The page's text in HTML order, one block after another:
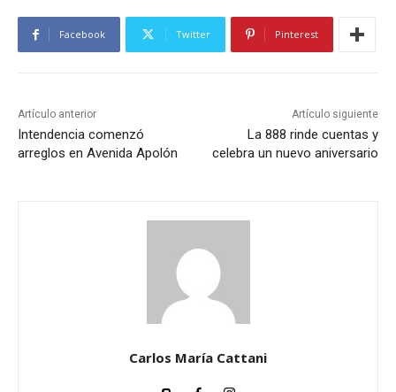
Facebook Twitter Pinterest
Artículo anterior
Intendencia comenzó
arreglos en Avenida Apolón
Artículo siguiente
La 888 rinde cuentas y
celebra un nuevo aniversario
Carlos María Cattani